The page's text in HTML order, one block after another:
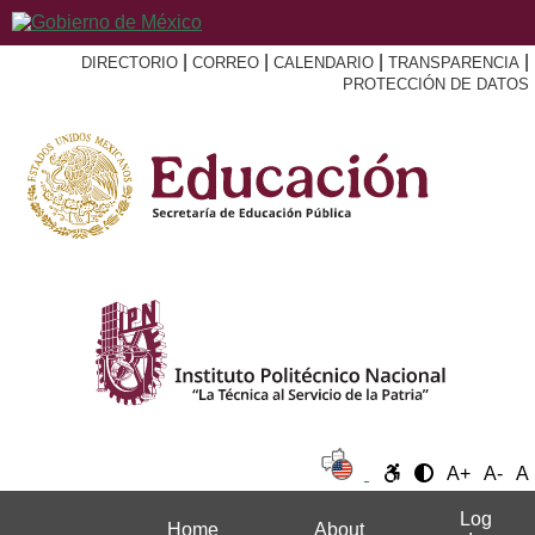
DIRECTORIO CORREO CALENDARIO TRANSPARENCIA
PROTECCIÓN DE DATOS
A+ A- A
Home About
Log